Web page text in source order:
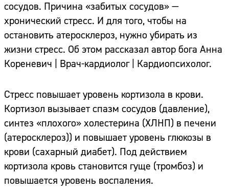
сосудов. Причина «забитых сосудов» —
хронический стресс. И для того, чтобы на
остановить атеросклероз, нужно убирать из
жизни стресс. Об этом рассказал автор бога Анна
Кореневич | Врач-кардиолог | Кардиопсихолог.
Стресс повышает уровень кортизола в крови.
Кортизол вызывает спазм сосудов (давление),
синтез «плохого» холестерина (ХЛНП) в печени
(атеросклероз)) и повышает уровень глюкозы в
крови (сахарный диабет). Под действием
кортизола кровь становится гуще (тромбоз) и
повышается уровень воспаления.